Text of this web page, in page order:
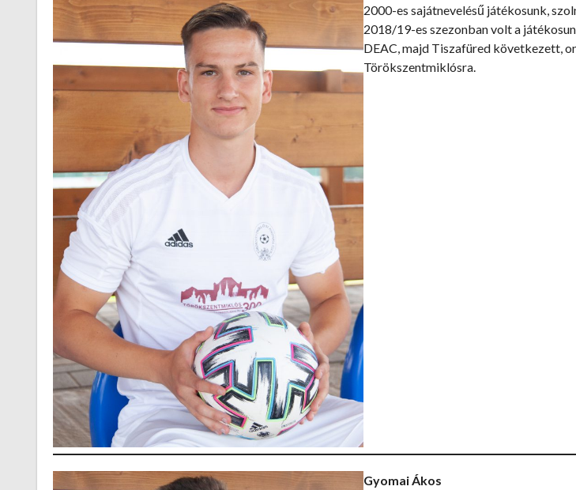
2000-es sajátnevelésű játékosunk,
2018/19-es szezonban volt a
DEAC, majd Tiszafüred következett,
Törökszentmiklósra.
Gyomai Ákos